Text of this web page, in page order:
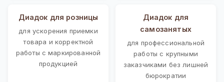
Диадок для розницы
для ускорения приемки
товара и корректной
работы с маркированной
продукцией
Диадок для
самозанятых
для профессиональной
работы с крупными
заказчиками без лишней
бюрократии